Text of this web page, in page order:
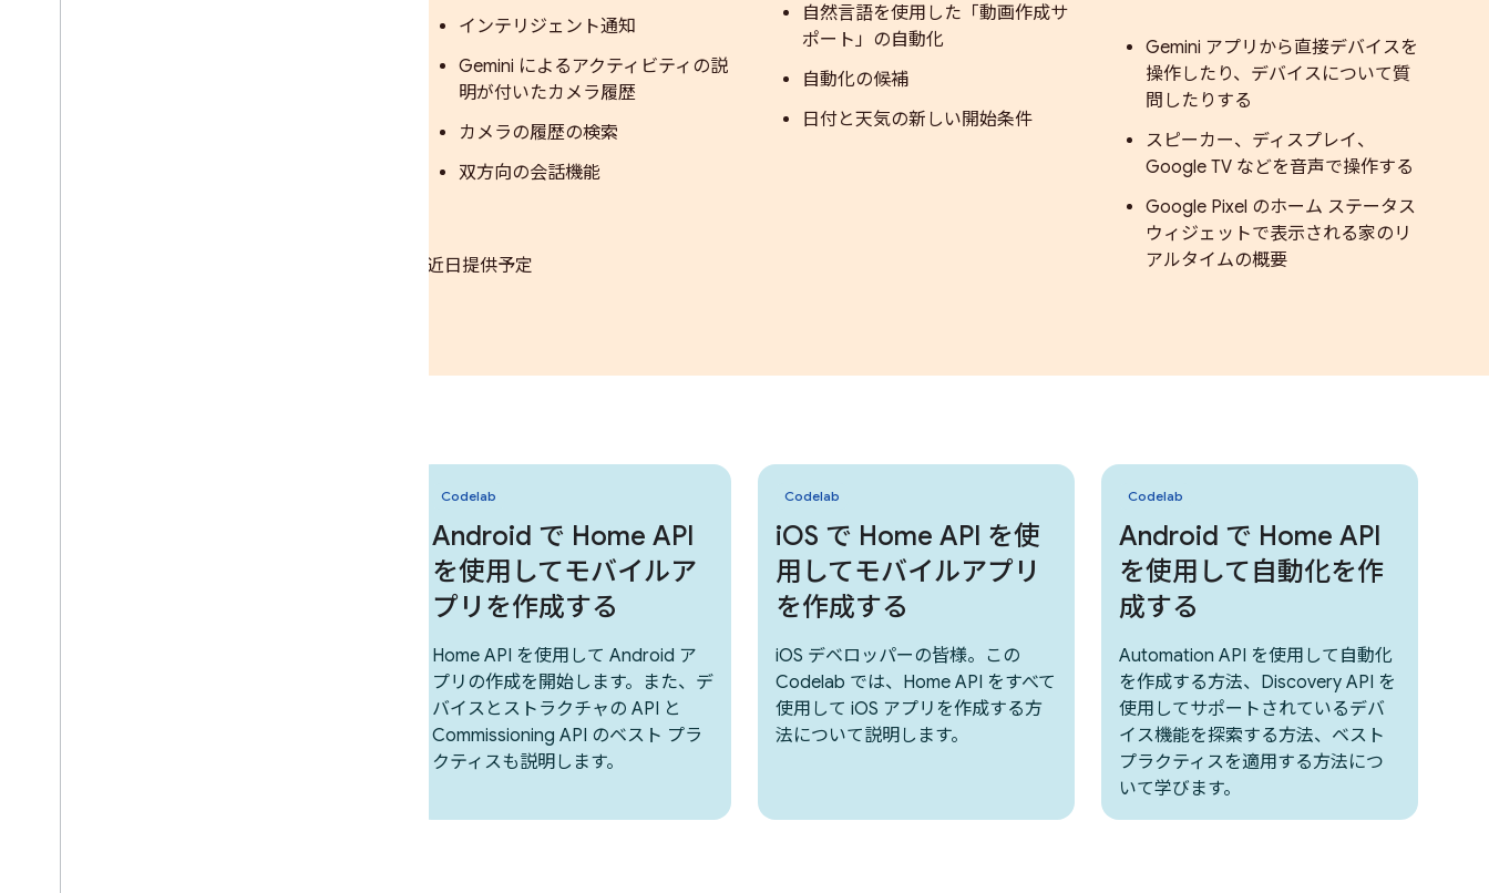
インテリジェント通知
Gemini によるアクティビティの説
明が付いたカメラ履歴
カメラの履歴の検索
双方向の会話機能
* 近日提供予定
自然言語を使用した「動画作成サ
ポート」の自動化
自動化の候補
日付と天気の新しい開始条件
Gemini アプリから直接デバイスを
操作したり、デバイスについて質
問したりする
スピーカー、ディスプレイ、
Google TV などを音声で操作する
Google Pixel のホーム ステータス
ウィジェットで表示される家のリ
アルタイムの概要
Codelab
Android で Home API
を使用してモバイルア
プリを作成する
Home API を使用して Android ア
プリの作成を開始します。また、デ
バイスとストラクチャの API と
Commissioning API のベスト プラ
クティスも説明します。
Codelab
iOS で Home API を使
用してモバイルアプリ
を作成する
iOS デベロッパーの皆様。この
Codelab では、Home API をすべて
使用して iOS アプリを作成する方
法について説明します。
Codelab
Android で Home API
を使用して自動化を作
成する
Automation API を使用して自動化
を作成する方法、Discovery API を
使用してサポートされているデバ
イス機能を探索する方法、ベスト
プラクティスを適用する方法につ
いて学びます。